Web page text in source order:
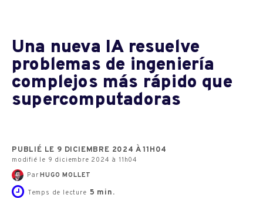
Una nueva IA resuelve
problemas de ingeniería
complejos más rápido que
supercomputadoras
PUBLIÉ LE 9 DICIEMBRE 2024 À 11H04
modifié le 9 diciembre 2024 à 11h04
Par HUGO MOLLET
Temps de lecture 5 min.